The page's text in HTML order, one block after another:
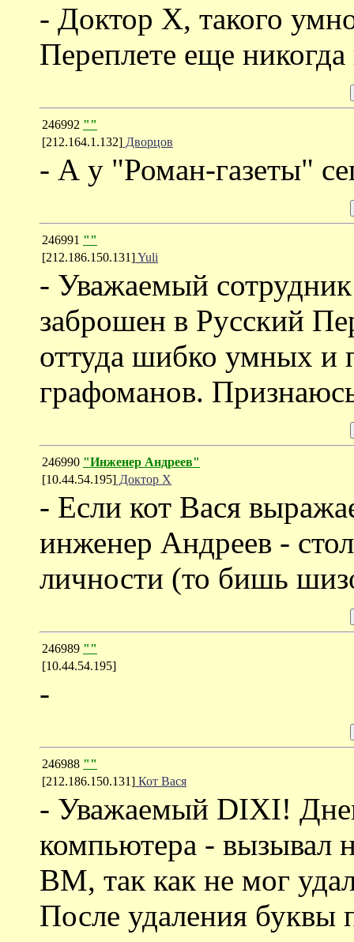
- Доктор Х, такого
Переплете еще
246992 ""
[212.164.1.132] Дворцов
- А у "Роман-газеты"
246991 ""
[212.186.150.131]Yuli
- Уважаемый
заброшен в Русский
оттуда шибко умных и
графоманов.
246990 "Инженер Андреев"
[10.44.54.195] Доктор Х
- Если кот Вася
инженер Андреев -
личности (то бишь
246989 ""
[10.44.54.195]
-
246988 ""
[212.186.150.131] Кот Вася
- Уважаемый DIXI!
компьютера - вызывал
ВМ, так как не мог
После удаления буквы